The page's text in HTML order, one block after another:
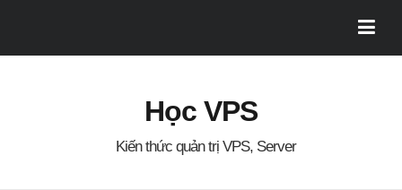
Học VPS
Kiến thức quản trị VPS, Server